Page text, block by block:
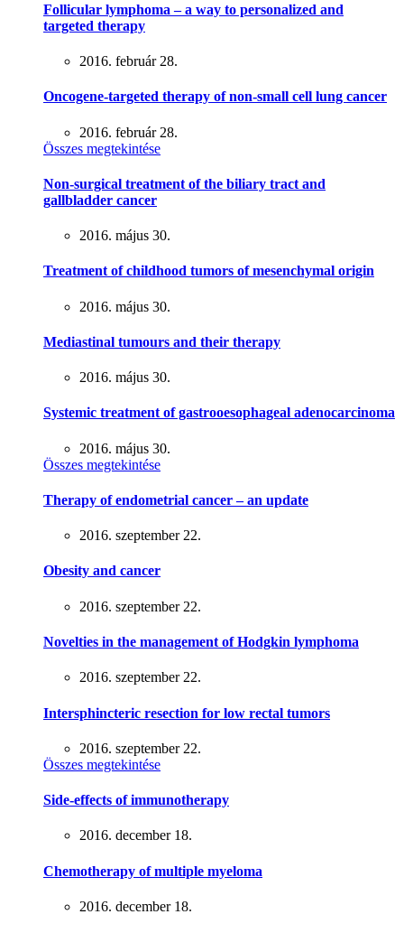
Follicular lymphoma – a way to personalized and
targeted therapy
2016. február 28.
Oncogene-targeted therapy of non-small cell lung cancer
2016. február 28.
Összes megtekintése
Non-surgical treatment of the biliary tract and
gallbladder cancer
2016. május 30.
Treatment of childhood tumors of mesenchymal origin
2016. május 30.
Mediastinal tumours and their therapy
2016. május 30.
Systemic treatment of gastrooesophageal adenocarcinoma
2016. május 30.
Összes megtekintése
Therapy of endometrial cancer – an update
2016. szeptember 22.
Obesity and cancer
2016. szeptember 22.
Novelties in the management of Hodgkin lymphoma
2016. szeptember 22.
Intersphincteric resection for low rectal tumors
2016. szeptember 22.
Összes megtekintése
Side-effects of immunotherapy
2016. december 18.
Chemotherapy of multiple myeloma
2016. december 18.